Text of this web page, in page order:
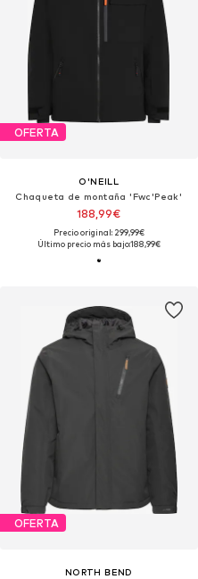
OFERTA
O'NEILL
Chaqueta de montaña 'Fwc'Peak'
188,99€
Precio original: 299,99€
Último precio más bajo:188,99€
OFERTA
NORTH BEND